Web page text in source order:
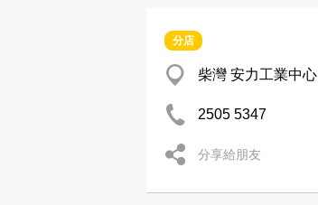
分店
柴灣 安力工業中心
2505 5347
分享給朋友